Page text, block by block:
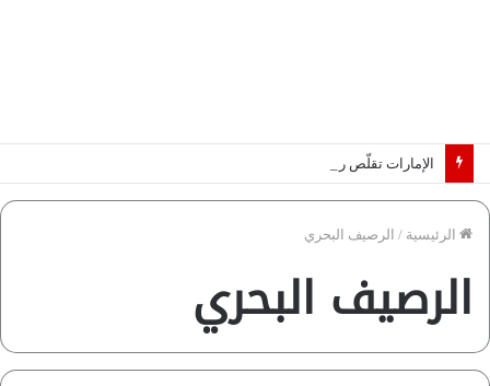
الرئيسية / الرصيف البحري
الرصيف البحري